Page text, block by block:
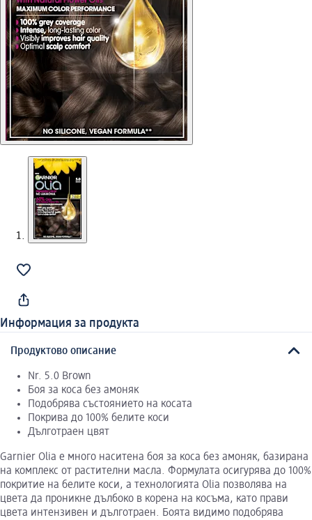
Информация за продукта
Продуктово описание
Nr. 5.0 Brown
Боя за коса без амоняк
Подобрява състоянието на косата
Покрива до 100% белите коси
Дълготраен цвят
Garnier Olia е много наситена боя за коса без амоняк, базирана
на комплекс от растителни масла. Формулата осигурява до 100%
покритие на белите коси, а технологията Olia позволява на
цвета да проникне дълбоко в корена на косъма, като прави
цвета интензивен и дълготраен. Боята видимо подобрява